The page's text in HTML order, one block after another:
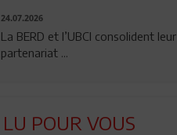
24.07.2026
La BERD et l’UBCI consolident leur
partenariat ...
LU POUR VOUS